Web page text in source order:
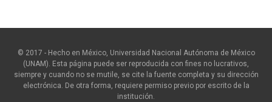
© 2017 - Hecho en México, Universidad Nacional Autónoma de México
(UNAM). Esta página puede ser reproducida con fines no lucrativos,
siempre y cuando no se mutile, se cite la fuente completa y su dirección
electrónica. De otra forma, requiere permiso previo por escrito de la
institución.